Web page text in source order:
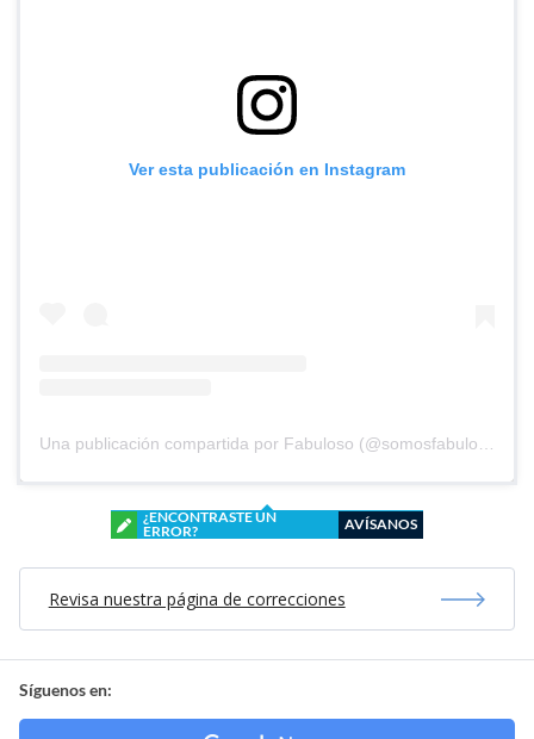
Ver esta publicación en Instagram
Una publicación compartida por Fabuloso (@somosfabuloso)
¿ENCONTRASTE UN
ERROR?
AVÍSANOS
Revisa nuestra página de correcciones
Síguenos en: